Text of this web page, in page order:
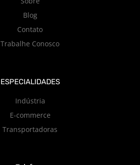
Blog
Contato
Trabalhe Conosco
ESPECIALIDADES
Indústria
E-commerce
Transportadoras